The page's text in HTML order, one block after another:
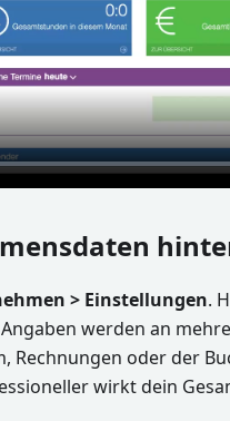
> Einstellungen.
werden an
Rechnungen oder der
wirkt dein